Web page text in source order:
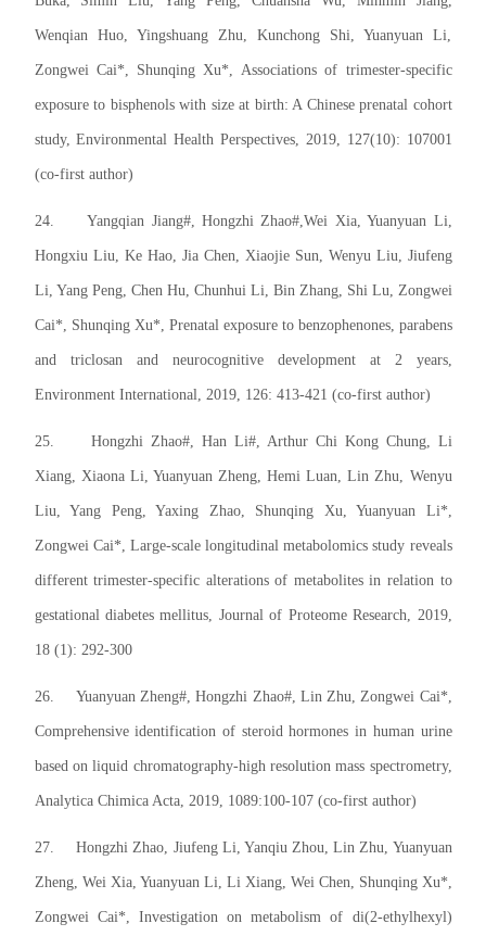
Wenqian Huo, Yingshuang Zhu, Kunchong Shi, Yuanyuan Li,
Zongwei Cai*, Shunqing Xu*, Associations of trimester-specific
exposure to bisphenols with size at birth: A Chinese prenatal cohort
study, Environmental Health Perspectives, 2019, 127(10): 107001
(co-first author)
24.Yangqian Jiang#, Hongzhi Zhao#,Wei Xia, Yuanyuan Li,
Hongxiu Liu, Ke Hao, Jia Chen, Xiaojie Sun, Wenyu Liu, Jiufeng
Li, Yang Peng, Chen Hu, Chunhui Li, Bin Zhang, Shi Lu, Zongwei
Cai*, Shunqing Xu*, Prenatal exposure to benzophenones, parabens
and triclosan and neurocognitive development at 2 years,
Environment International, 2019, 126: 413-421 (co-first author)
25.Hongzhi Zhao#, Han Li#, Arthur Chi Kong Chung, Li
Xiang, Xiaona Li, Yuanyuan Zheng, Hemi Luan, Lin Zhu, Wenyu
Liu, Yang Peng, Yaxing Zhao, Shunqing Xu, Yuanyuan Li*,
Zongwei Cai*, Large-scale longitudinal metabolomics study reveals
different trimester-specific alterations of metabolites in relation to
gestational diabetes mellitus, Journal of Proteome Research, 2019,
18 (1): 292-300
26. Yuanyuan Zheng#, Hongzhi Zhao#, Lin Zhu, Zongwei Cai*,
Comprehensive identification of steroid hormones in human urine
based on liquid chromatography-high resolution mass spectrometry,
Analytica Chimica Acta, 2019, 1089:100-107 (co-first author)
27.Hongzhi Zhao, Jiufeng Li, Yanqiu Zhou, Lin Zhu, Yuanyuan
Zheng, Wei Xia, Yuanyuan Li, Li Xiang, Wei Chen, Shunqing Xu*,
Zongwei Cai*, Investigation on metabolism of di(2-ethylhexyl)